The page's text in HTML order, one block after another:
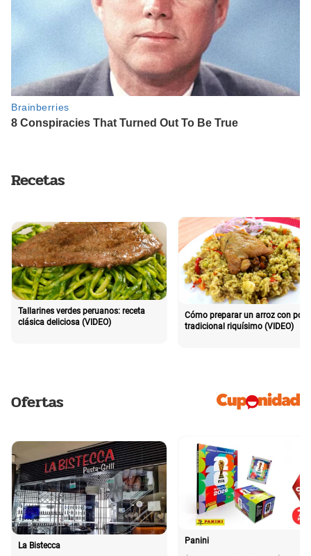
Recetas
Tallarines verdes peruanos: receta
clásica deliciosa (VIDEO)
Cómo preparar un arroz con pollo
tradicional riquísimo (VIDEO)
Ofertas
La Bistecca Panini